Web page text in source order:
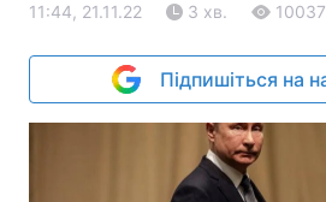
11:44, 21.11.22 3 хв. 10037
Підпишіться на